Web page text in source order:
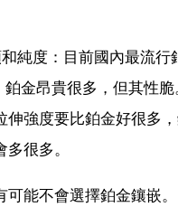
純度：目前國內最流
鉑金昂貴很多，但其性
伸強度要比鉑金好很多
很多。
可能不會選擇鉑金鑲嵌。